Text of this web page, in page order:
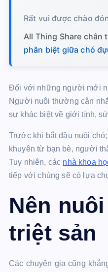
Rất vui được chào
All Thing Share chân
phân biệt giữa chó
Đối với những người mới
Người nuôi thường cân
sự khác biệt về giới tính,
Trước khi bắt đầu nuôi
khuyên từ bạn bè, người
Tuy nhiên, các nhà khoa
tiếp với chúng sẽ có lựa
Nên
triệt sản
Các chuyên gia cũng